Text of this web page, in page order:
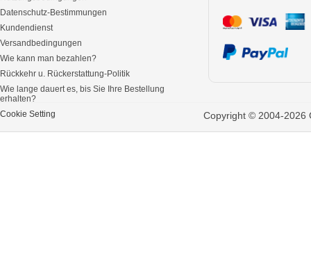
Datenschutz-Bestimmungen
Kundendienst
Versandbedingungen
Wie kann man bezahlen?
Rückkehr u. Rückerstattung-Politik
Wie lange dauert es, bis Sie Ihre Bestellung
erhalten?
Cookie Setting
Copyright © 2004-2026